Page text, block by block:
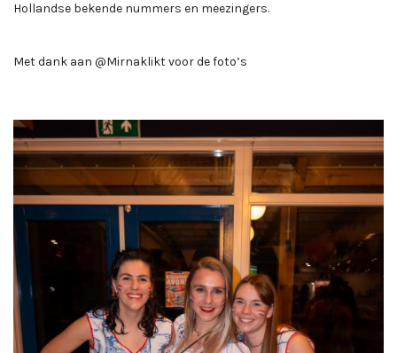
Hollandse bekende nummers en meezingers.
Met dank aan @Mirnaklikt voor de foto’s